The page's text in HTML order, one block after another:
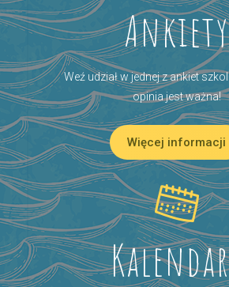
Ankiety
Weź udział w jednej z ankiet
opinia jest ważna!
Więcej informacji